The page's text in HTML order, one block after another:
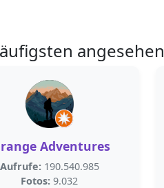
angesehen
Adventures
Aufrufe: 190.540.985
Fotos: 9.032